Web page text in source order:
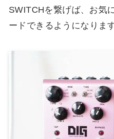
SWITCHを繋げば、お気
ードできるようになります